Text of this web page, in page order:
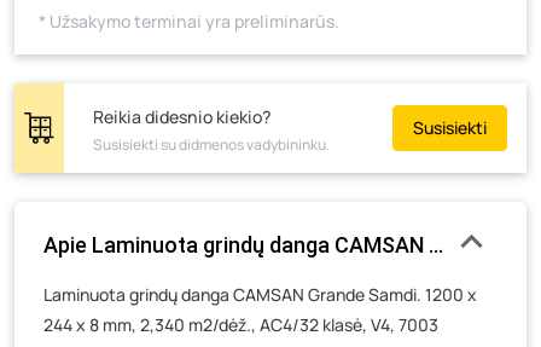
Kauno g. 160, Marijampolė- 0 pakuočių
Skuodo g. 41, Mažeikiai- 6 pakuotės
Žemaičių g. 2, Raseiniai- 0 pakuočių
Pramonės g. 6E, Šilutė- 0 pakuočių
Luokės g. 82, Telšiai- 0 pakuočių
Veteranų g. 11, Visaginas - 0 pakuočių
Baravykų g. 1, Druskininkai - 0 pakuočių
* Užsakymo terminai yra preliminarūs.
Reikia didesnio kiekio?
Susisiekti su didmenos vadybininku.
Susisiekti
Apie Laminuota grindų danga CAMSAN Grande
Laminuota grindų danga CAMSAN Grande Samdi. 1200 x
244 x 8 mm, 2,340 m2/dėž., AC4/32 klasė, V4, 7003